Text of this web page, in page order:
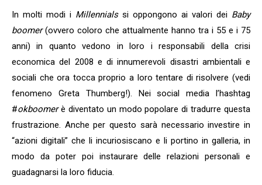
In molti modi i Millennialssi oppongono ai valori dei Baby
boomer(ovvero coloro che attualmente hanno tra i 55 e i 75
anni) in quanto vedono in loro i responsabili della crisi
economica del 2008 e di innumerevoli disastri ambientali e
sociali che ora tocca proprio a loro tentare di risolvere (vedi
fenomeno Greta Thumberg!). Nei social media l’hashtag
#okboomerè diventato un modo popolare di tradurre questa
frustrazione. Anche per questo sarà necessario investire in
“azioni digitali” che li incuriosiscano e li portino in galleria, in
modo da poter poi instaurare delle relazioni personali e
guadagnarsi la loro fiducia.